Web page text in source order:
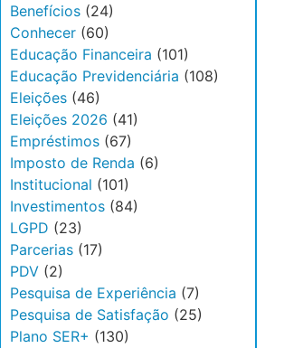
Benefícios(24)
Conhecer(60)
Educação Financeira (101)
Educação Previdenciária (108)
Eleições(46)
Eleições 2026 (41)
Empréstimos(67)
Imposto de Renda (6)
Institucional (101)
Investimentos(84)
LGPD (23)
Parcerias(17)
PDV(2)
Pesquisa de Experiência (7)
Pesquisa de Satisfação (25)
Plano SER+ (130)